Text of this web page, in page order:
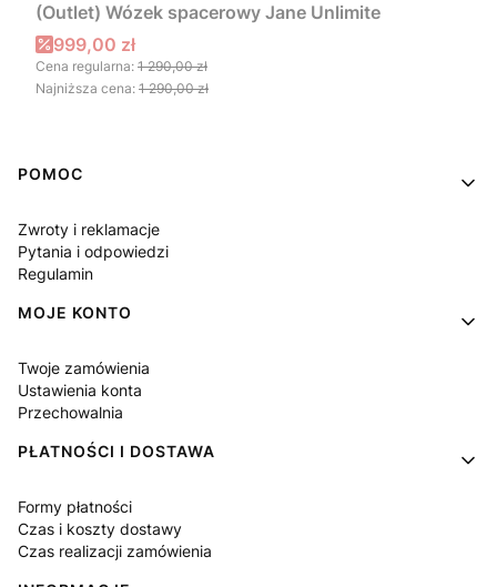
(Outlet) Wózek spacerowy Jane Unlimite
Cena promocyjna
999,00 zł
Cena regularna: 1 290,00 zł
Najniższa cena: 1 290,00 zł
Linki w stopce
POMOC
Zwroty i reklamacje
Pytania i odpowiedzi
Regulamin
MOJE KONTO
Twoje zamówienia
Ustawienia konta
Przechowalnia
PŁATNOŚCI I DOSTAWA
Formy płatności
Czas i koszty dostawy
Czas realizacji zamówienia